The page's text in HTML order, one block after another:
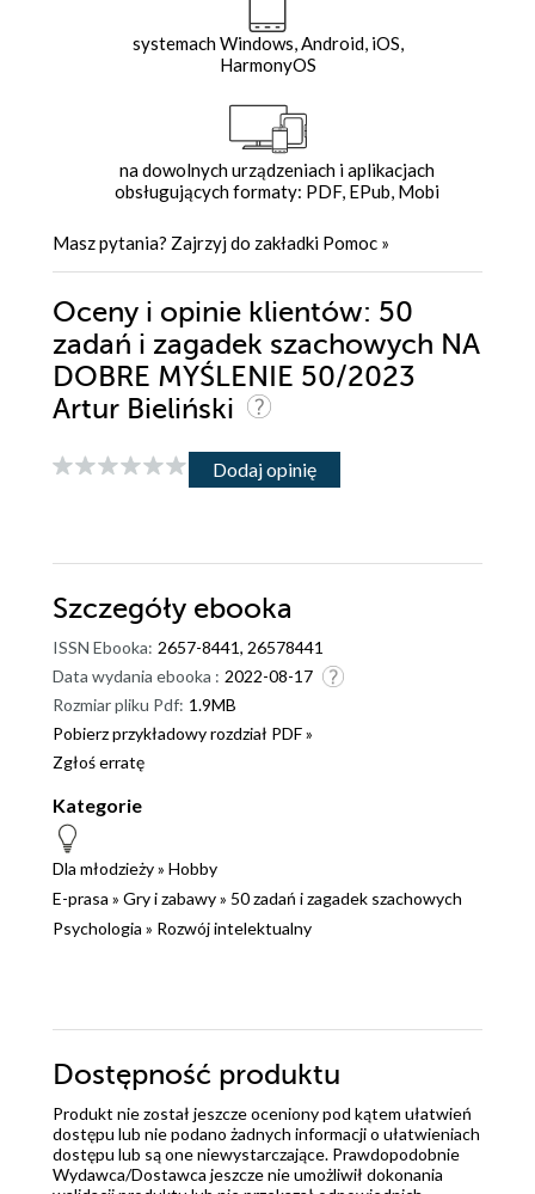
systemach Windows, Android, iOS,
HarmonyOS
na dowolnych urządzeniach i aplikacjach
obsługujących formaty: PDF, EPub, Mobi
Masz pytania? Zajrzyj do zakładki Pomoc »
Oceny i opinie klientów: 50
zadań i zagadek szachowych NA
DOBRE MYŚLENIE 50/2023
Artur Bieliński
Dodaj opinię
Szczegóły ebooka
ISSN Ebooka: 2657-8441, 26578441
Data wydania ebooka : 2022-08-17
Rozmiar pliku Pdf: 1.9MB
Pobierz przykładowy rozdział PDF »
Zgłoś erratę
Kategorie
Dla młodzieży» Hobby
E-prasa » Gry i zabawy» 50 zadań i zagadek szachowych
Psychologia » Rozwój intelektualny
Dostępność produktu
Produkt nie został jeszcze oceniony pod kątem ułatwień
dostępu lub nie podano żadnych informacji o ułatwieniach
dostępu lub są one niewystarczające. Prawdopodobnie
Wydawca/Dostawca jeszcze nie umożliwił dokonania